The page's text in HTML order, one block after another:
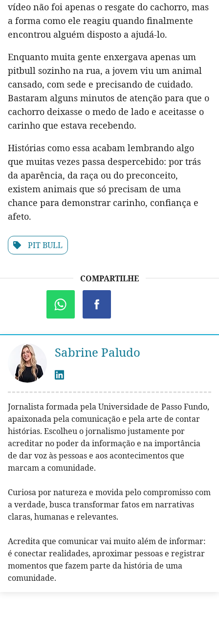
vídeo não foi apenas o resgate do cachorro, mas
a forma como ele reagiu quando finalmente
encontrou alguém disposto a ajudá-lo.
Enquanto muita gente enxergava apenas um
pitbull sozinho na rua, a jovem viu um animal
cansado, com sede e precisando de cuidado.
Bastaram alguns minutos de atenção para que o
cachorro deixasse o medo de lado e aceitasse o
carinho que estava recebendo.
Histórias como essa acabam lembrando algo
que muitas vezes passa despercebido: por trás
da aparência, da raça ou do preconceito,
existem animais que só precisam de uma
chance para demonstrar carinho, confiança e
afeto.
PIT BULL
COMPARTILHE
Sabrine Paludo
Jornalista formada pela Universidade de Passo Fundo,
apaixonada pela comunicação e pela arte de contar
histórias. Escolheu o jornalismo justamente por
acreditar no poder da informação e na importância
de dar voz às pessoas e aos acontecimentos que
marcam a comunidade.
Curiosa por natureza e movida pelo compromisso com
a verdade, busca transformar fatos em narrativas
claras, humanas e relevantes.
Acredita que comunicar vai muito além de informar:
é conectar realidades, aproximar pessoas e registrar
momentos que fazem parte da história de uma
comunidade.